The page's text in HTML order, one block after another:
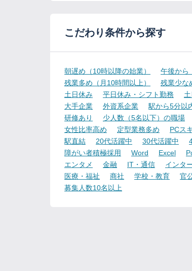
こだわり条件から探す
朝遅め（10時以降の始業） 午後から
残業多め（月10時間以上）
残業少な
土日休み
平日休み・シフト勤務
大手企業
外資系企業 駅から5分以
研修あり
少人数（5名以下）の職場
女性比率高め
定型業務多め PCス
駅直結
20代活躍中 30代活躍中
障がい者積極採用
Word Excel
エンタメ
金融 IT・通信 インタ
医療・福祉
商社 学校・教育 官
募集人数10名以上